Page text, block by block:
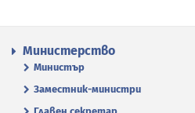
Министерство
Министър
Заместник-министри
Главен секретар